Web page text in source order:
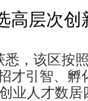
高层次
，该区按
才引智、孵
业人才数